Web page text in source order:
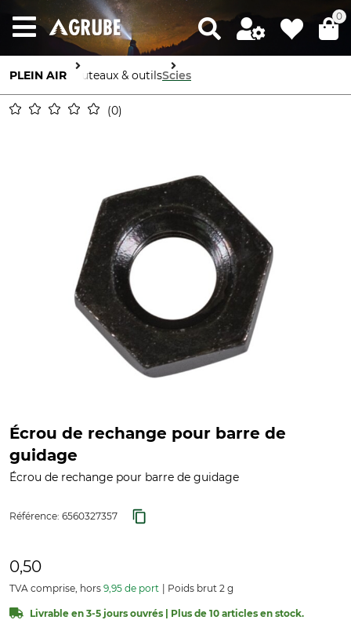
0
PLEIN AIR Couteaux & outilsScies
0
Écrou de rechange pour barre de
guidage
Écrou de rechange pour barre de guidage
Référence: 6560327357
0,50
TVA comprise, hors 9,95 de port Poids brut 2 g
Livrable en 3-5 jours ouvrés | Plus de 10 articles en stock.